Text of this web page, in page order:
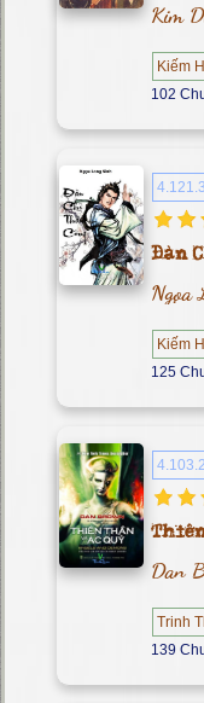
Kim
Kiếm
102
Đàn
Ngọa
Kiếm
125
Dan
Trinh
139